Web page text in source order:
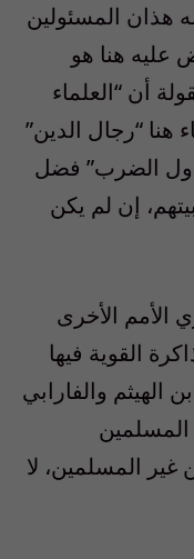
هذان المسئولين
عليه هنا هو
أن “العلماء
هنا “رجال الدين”
الضرب” فضل
إن لم يكن
الأمم الأخرى
القوية فيها
الهيثم والفارابي
المسلمين
المسلمين، لا